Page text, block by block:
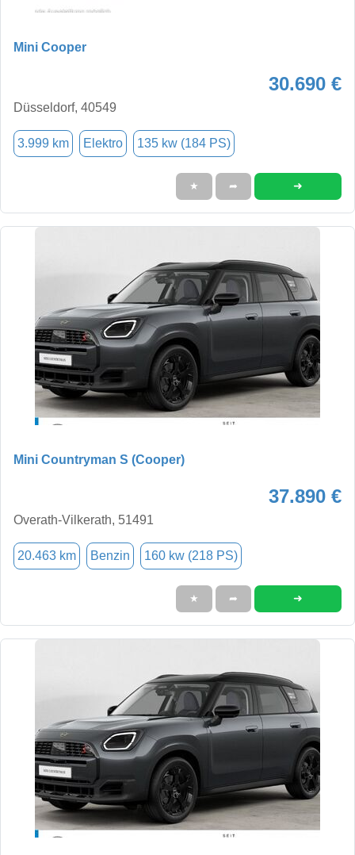
Mini Cooper
30.690 €
Düsseldorf, 40549
3.999 km Elektro 135 kw (184 PS)
★ ➦ ➜
Mini Countryman S (Cooper)
37.890 €
Overath-Vilkerath, 51491
20.463 km Benzin 160 kw (218 PS)
★ ➦ ➜